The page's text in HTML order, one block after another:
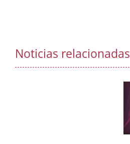
Noticias relacionadas